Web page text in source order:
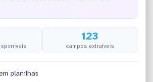
123
campos extraíveis
planilhas